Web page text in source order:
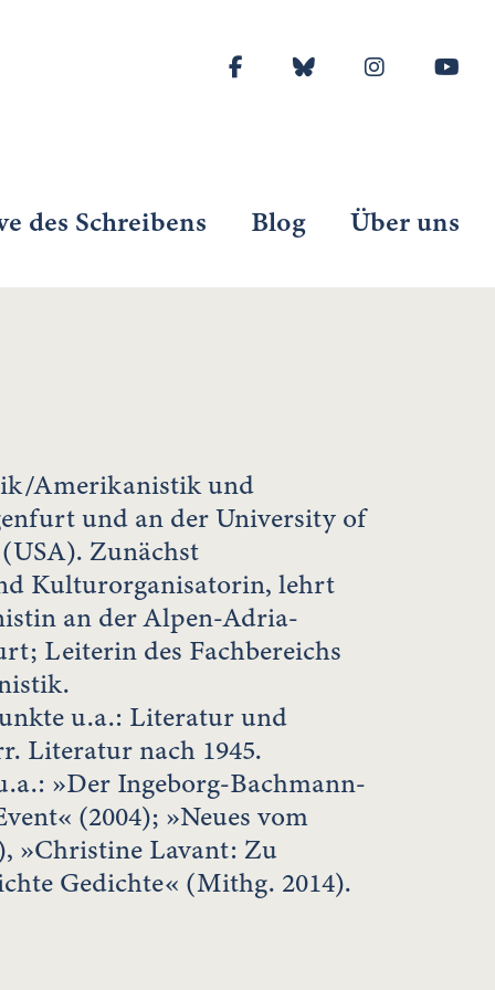
des Schreibens Blog Über uns
Amerikanistik und
und an der University of
Zunächst
Kulturorganisatorin, lehrt
an der Alpen-Adria-
Leiterin des Fachbereichs
u.a.: Literatur und
Literatur nach 1945.
»Der Ingeborg-Bachmann-
(2004); »Neues vom
»Christine Lavant: Zu
Gedichte« (Mithg. 2014).